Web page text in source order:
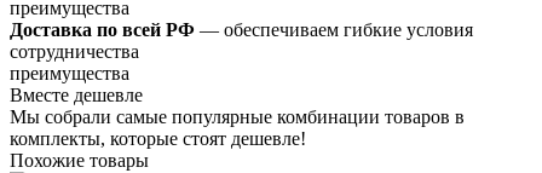
преимущества
Доставка по всей РФ — обеспечиваем гибкие условия
сотрудничества
преимущества
Вместе дешевле
Мы собрали самые популярные комбинации товаров в
комплекты, которые стоят дешевле!
Похожие товары